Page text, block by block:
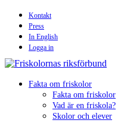
Kontakt
Press
In English
Logga in
Fakta om friskolor
Fakta om friskolor
Vad är en friskola?
Skolor och elever